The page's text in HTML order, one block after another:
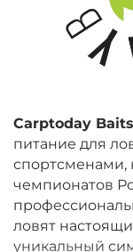
Carptoday Baits
питание для
спортсменами,
чемпионатов
ловят
уникальный